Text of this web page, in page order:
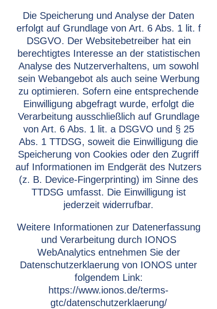
Die Speicherung und Analyse der Daten
erfolgt auf Grundlage von Art. 6 Abs. 1 lit. f
DSGVO. Der Websitebetreiber hat ein
berechtigtes Interesse an der statistischen
Analyse des Nutzerverhaltens, um sowohl
sein Webangebot als auch seine Werbung
zu optimieren. Sofern eine entsprechende
Einwilligung abgefragt wurde, erfolgt die
Verarbeitung ausschließlich auf Grundlage
von Art. 6 Abs. 1 lit. a DSGVO und § 25
Abs. 1 TTDSG, soweit die Einwilligung die
Speicherung von Cookies oder den Zugriff
auf Informationen im Endgerät des Nutzers
(z. B. Device-Fingerprinting) im Sinne des
TTDSG umfasst. Die Einwilligung ist
jederzeit widerrufbar.
Weitere Informationen zur Datenerfassung
und Verarbeitung durch IONOS
WebAnalytics entnehmen Sie der
Datenschutzerklaerung von IONOS unter
folgendem Link:
https://www.ionos.de/terms-
gtc/datenschutzerklaerung/